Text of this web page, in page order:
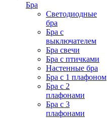
Бра
Светодиодные
бра
Бра с
выключателем
Бра свечи
Бра с птичками
Настенные бра
Бра с 1 плафоном
Бра с 2
плафонами
Бра с 3
плафонами